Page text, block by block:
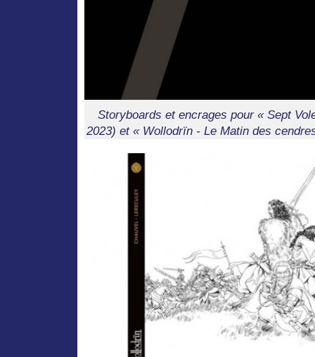
Storyboards et encrages pour « Sept
2023) et « Wollodrïn - Le Matin des